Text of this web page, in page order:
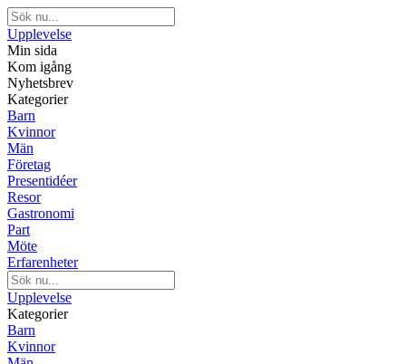
Upplevelse
Min sida
Kom igång
Nyhetsbrev
Kategorier
Barn
Kvinnor
Män
Företag
Presentidéer
Resor
Gastronomi
Part
Möte
Erfarenheter
Upplevelse
Kategorier
Barn
Kvinnor